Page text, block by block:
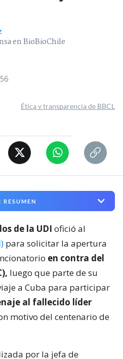
en BioBioChile
Ética y transparencia de BBCL
RESUMEN
de la UDI ofició al
para solicitar la apertura
en contra del
luego que parte de su
a Cuba para participar
al fallecido líder
motivo del centenario de
por la jefa de